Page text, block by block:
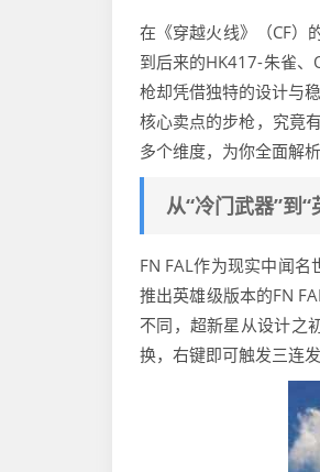
在《穿越火线》（CF）
到后来的HK417-朱雀
枪却凭借独特的设计与
核心卖点的步枪，究竟
多个维度，为你全面解
从“冷门武器”到
FN FAL作为现实中闻
推出英雄级版本的FN
不同，超新星从设计之
换，右键即可触发三连